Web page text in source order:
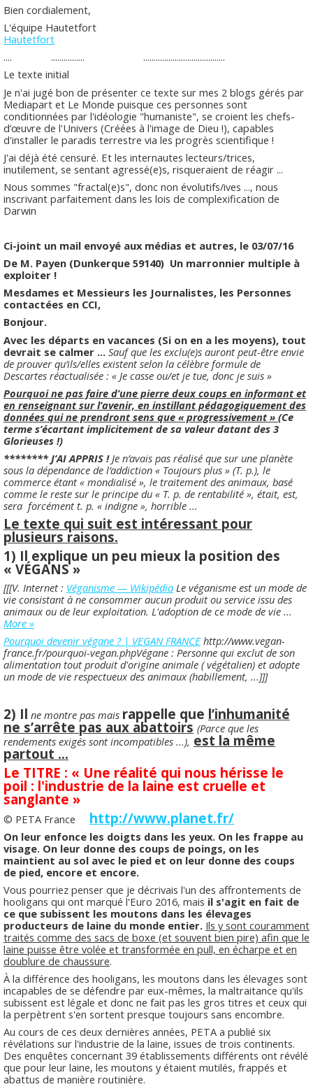
Bien cordialement,
L'équipe Hautetfort
Hautetfort
.... ................ .......................................
Le texte initial
Je n'ai jugé bon de présenter ce texte sur mes 2 blogs gérés par
Mediapart et Le Monde puisque ces personnes sont
conditionnées par l'idéologie "humaniste", se croient les chefs-
d’œuvre de l'Univers (Créées à l'image de Dieu !), capables
d'installer le paradis terrestre via les progrès scientifique !
J'ai déjà été censuré. Et les internautes lecteurs/trices,
inutilement, se sentant agressé(e)s, risqueraient de réagir ...
Nous sommes "fractal(e)s", donc non évolutifs/ives ..., nous
inscrivant parfaitement dans les lois de complexification de
Darwin
Ci-joint un mail envoyé aux médias et autres, le 03/07/16
De M. Payen (Dunkerque 59140) Un marronnier multiple à
exploiter !
Mesdames et Messieurs les Journalistes, les Personnes
contactées en CCI,
Bonjour.
Avec les départs en vacances (Si on en a les moyens), tout
devrait se calmer ... Sauf que les exclu(e)s auront peut-être envie
de prouver qu’ils/elles existent selon la célèbre formule de
Descartes réactualisée : « Je casse ou/et je tue, donc je suis »
Pourquoi ne pas faire d’une pierre deux coups en informant et
en renseignant sur l’avenir, en instillant pédagogiquement des
données qui ne prendront sens que « progressivement » (Ce
terme s’écartant implicitement de sa valeur datant des 3
Glorieuses !)
******** J’AI APPRIS !Je n’avais pas réalisé que sur une planète
sous la dépendance de l’addiction « Toujours plus » (T. p.), le
commerce étant « mondialisé », le traitement des animaux, basé
comme le reste sur le principe du « T. p. de rentabilité », était, est,
sera forcément t. p. « indigne », horrible ...
Le texte qui suit est intéressant pour
plusieurs raisons.
1) Il explique un peu mieux la position des
« VÉGANS »
[[[V. Internet : Véganisme — Wikipédia Le véganisme est un mode de
vie consistant à ne consommer aucun produit ou service issu des
animaux ou de leur exploitation. L'adoption de ce mode de vie ...
More »
Pourquoi devenir végane ? | VEGAN FRANCE http://www.vegan-
france.fr/pourquoi-vegan.phpVégane : Personne qui exclut de son
alimentation tout produit d'origine animale ( végétalien) et adopte
un mode de vie respectueux des animaux (habillement, ...]]]
2) Il ne montre pas mais rappelle que l’inhumanité
ne s’arrête pas aux abattoirs (Parce que les
rendements exigés sont incompatibles ...), est la même
partout ...
Le TITRE : « Une réalité qui nous hérisse le
poil : l'industrie de la laine est cruelle et
sanglante »
© PETA France http://www.planet.fr/
On leur enfonce les doigts dans les yeux. On les frappe au
visage. On leur donne des coups de poings, on les
maintient au sol avec le pied et on leur donne des coups
de pied, encore et encore.
Vous pourriez penser que je décrivais l'un des affrontements de
hooligans qui ont marqué l'Euro 2016, mais il s'agit en fait de
ce que subissent les moutons dans les élevages
producteurs de laine du monde entier. Ils y sont couramment
traités comme des sacs de boxe (et souvent bien pire) afin que le
laine puisse être volée et transformée en pull, en écharpe et en
doublure de chaussure.
À la différence des hooligans, les moutons dans les élevages sont
incapables de se défendre par eux-mêmes, la maltraitance qu'ils
subissent est légale et donc ne fait pas les gros titres et ceux qui
la perpètrent s'en sortent presque toujours sans encombre.
Au cours de ces deux dernières années, PETA a publié six
révélations sur l'industrie de la laine, issues de trois continents.
Des enquêtes concernant 39 établissements différents ont révélé
que pour leur laine, les moutons y étaient mutilés, frappés et
abattus de manière routinière.